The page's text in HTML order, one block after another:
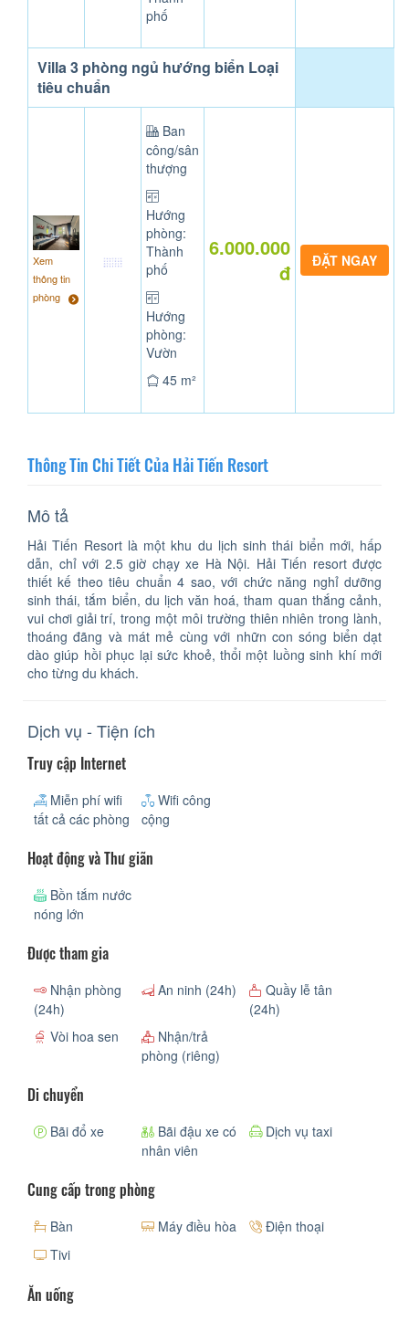
phố
Villa 3 phòng ngủ hướng biển Loại
tiêu chuẩn
Xem
thông tin
phòng
Ban
công/sân
thượng
Hướng
phòng:
Thành
phố
Hướng
phòng:
Vườn
45 m²
6.000.000
đ
Thông Tin Chi Tiết Của Hải Tiến Resort
Mô tả
Hải Tiến Resort là một khu du lịch sinh thái biển mới, hấp
dẫn, chỉ với 2.5 giờ chạy xe Hà Nội. Hải Tiến resort được
thiết kế theo tiêu chuẩn 4 sao, với chức năng nghỉ dưỡng
sinh thái, tắm biển, du lịch văn hoá, tham quan thắng cảnh,
vui chơi giải trí, trong một môi trường thiên nhiên trong lành,
thoáng đãng và mát mẻ cùng với nhữn con sóng biển dạt
dào giúp hồi phục lại sức khoẻ, thổi một luồng sinh khí mới
cho từng du khách.
Dịch vụ - Tiện ích
Truy cập Internet
Miễn phí wifi
tất cả các phòng
Wifi công
cộng
Hoạt động và Thư giãn
Bồn tắm nước
nóng lớn
Được tham gia
Nhận phòng
(24h)
An ninh (24h)
Quầy lễ tân
(24h)
Vòi hoa sen
Nhận/trả
phòng (riêng)
Di chuyển
Bãi đổ xe
Bãi đậu xe có
nhân viên
Dịch vụ taxi
Cung cấp trong phòng
Bàn Máy điều hòa
Điện thoại
Tivi
Ăn uống